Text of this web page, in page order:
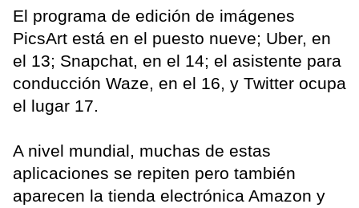
El programa de edición de imágenes
PicsArt está en el puesto nueve; Uber, en
el 13; Snapchat, en el 14; el asistente para
conducción Waze, en el 16, y Twitter ocupa
el lugar 17.
A nivel mundial, muchas de estas
aplicaciones se repiten pero también
aparecen la tienda electrónica Amazon y